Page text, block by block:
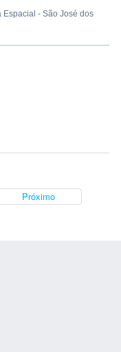
Espacial - São José dos
Próximo